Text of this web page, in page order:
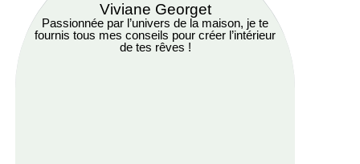
Viviane Georget
Passionnée par l’univers de la maison, je te
fournis tous mes conseils pour créer l’intérieur
de tes rêves !